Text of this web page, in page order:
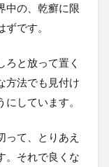
中の、乾癬に限
です。
ろと放って置く
方法でも見付け
しています。
って、とりあえ
。それで良くな